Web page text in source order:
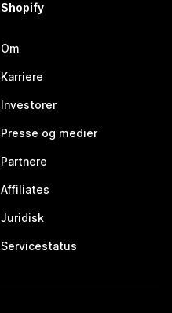
Shopify
Om
Karriere
Investorer
Presse og medier
Partnere
Affiliates
Juridisk
Servicestatus